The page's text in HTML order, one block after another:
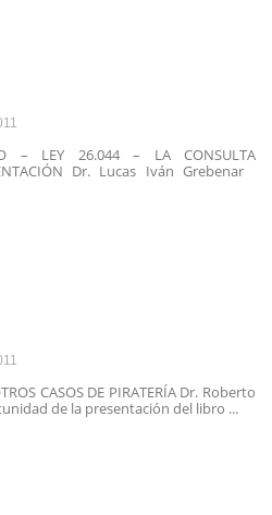
– LEY 26.044 – LA CONSULTA
Dr. Lucas Iván Grebenar
CASOS DE PIRATERÍA Dr. Roberto
de la presentación del libro ...